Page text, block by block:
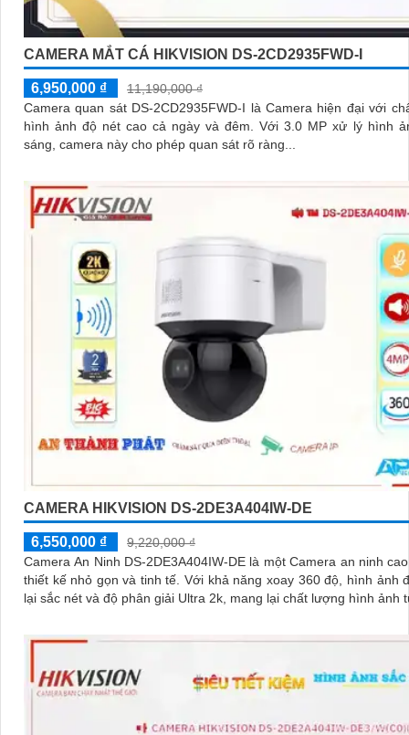
CAMERA MẮT CÁ HIKVISION DS-2CD2935FWD-I
6,950,000 ₫
11,190,000 ₫
Camera quan sát DS-2CD2935FWD-I là Camera hiện đại với
hình ảnh độ nét cao cả ngày và đêm. Với 3.0 MP xử lý hình ảnh thiếu
sáng, camera này cho phép quan sát rõ ràng...
CAMERA HIKVISION DS-2DE3A404IW-DE
6,550,000 ₫
9,220,000 ₫
Camera An Ninh DS-2DE3A404IW-DE là một Camera an ninh
thiết kế nhỏ gọn và tinh tế. Với khả năng xoay 360 độ, hình ảnh được ghi
lại sắc nét và độ phân giải Ultra 2k, mang lại chất lượng hình ảnh